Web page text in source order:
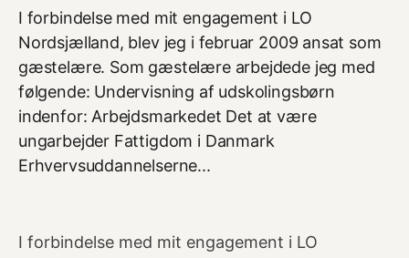
I forbindelse med mit engagement i LO
Nordsjælland, blev jeg i februar 2009 ansat som
gæstelære. Som gæstelære arbejdede jeg med
følgende: Undervisning af udskolingsbørn
indenfor: Arbejdsmarkedet Det at være
ungarbejder Fattigdom i Danmark
Erhvervsuddannelserne...
I forbindelse med mit engagement i LO